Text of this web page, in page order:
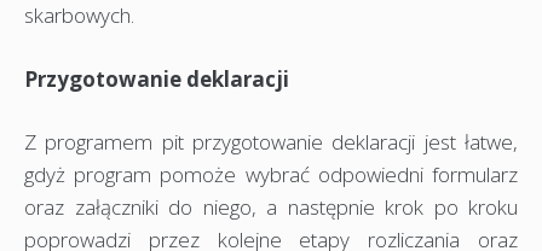
skarbowych.
Przygotowanie deklaracji
Z programem pit przygotowanie deklaracji jest łatwe,
gdyż program pomoże wybrać odpowiedni formularz
oraz załączniki do niego, a następnie krok po kroku
poprowadzi przez kolejne etapy rozliczania oraz